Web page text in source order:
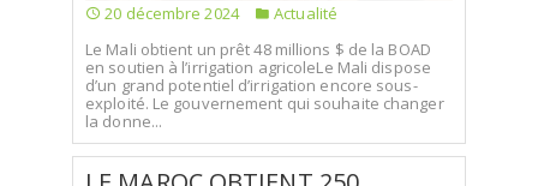
20 décembre 2024
Actualité
Le Mali obtient un prêt 48 millions $ de la BOAD
en soutien à l’irrigation agricoleLe Mali dispose
d’un grand potentiel d’irrigation encore sous-
exploité. Le gouvernement qui souhaite changer
la donne...